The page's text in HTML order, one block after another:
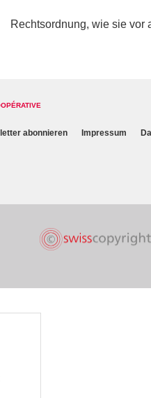
Rechtsordnung, wie sie vor
abonnieren Impressum